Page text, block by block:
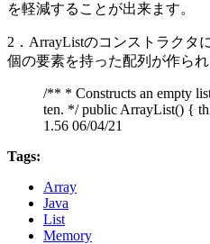
を軽減することが出来ます。
2．ArrayListのコンストラクタ
個の要素を持った配列が作られ
/** * Constructs an empty
ten. */ public ArrayList() {
1.56 06/04/21
Tags:
Array
Java
List
Memory